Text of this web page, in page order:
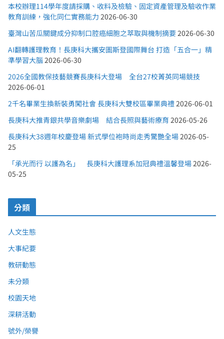
本校辦理114學年度請採購、收料及檢驗、固定資產管理及驗收作業
教育訓練，強化同仁實務能力 2026-06-30
臺灣山苦瓜關鍵成分抑制口腔癌細胞之萃取與機制摘要 2026-06-30
AI翻轉護理教育！長庚科大攜安圖斯登國際舞台 打造「五合一」精
準學習大腦 2026-06-30
2026全國教保技藝競賽長庚科大登場 全台27校菁英同場競技
2026-06-01
2千名畢業生換新裝勇闖社會 長庚科大雙校區畢業典禮 2026-06-01
長庚科大推青銀共學音樂劇場 結合長照與藝術療育 2026-05-26
長庚科大38週年校慶登場 新式學位袍時尚走秀驚艷全場 2026-05-
25
「承光而行 以護為名」 長庚科大護理系加冠典禮溫馨登場 2026-
05-25
分類
人文生態
大事紀要
教研動態
未分類
校園天地
深耕活動
號外/榮譽